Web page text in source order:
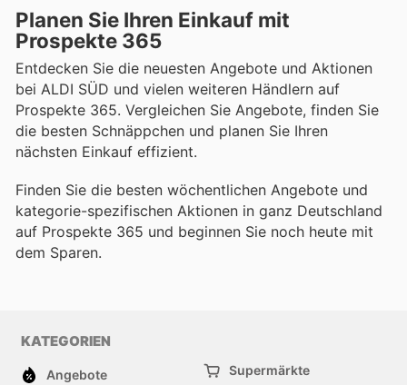
Planen Sie Ihren Einkauf mit
Prospekte 365
Entdecken Sie die neuesten Angebote und Aktionen
bei ALDI SÜD und vielen weiteren Händlern auf
Prospekte 365. Vergleichen Sie Angebote, finden Sie
die besten Schnäppchen und planen Sie Ihren
nächsten Einkauf effizient.
Finden Sie die besten wöchentlichen Angebote und
kategorie-spezifischen Aktionen in ganz Deutschland
auf Prospekte 365 und beginnen Sie noch heute mit
dem Sparen.
KATEGORIEN
Angebote Supermärkte